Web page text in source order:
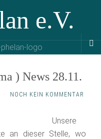
e.V.
) News 28.11.
· NOCH KEIN KOMMENTAR
Unsere
an dieser Stelle, wo